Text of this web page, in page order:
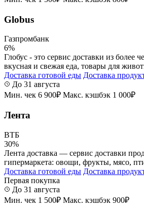
Globus
Газпромбанк
6%
Глобус - это сервис доставки из более
вкусная и свежая еда, товары для
Доставка готовой еды Доставка
До 31 августа
Мин. чек 6 900₽ Макс. кэшбэк 1 000₽
Лента
ВТБ
30%
Лента доставка — сервис доставки
гипермаркета: овощи, фрукты, мясо,
Доставка готовой еды Доставка
Первая покупка
До 31 августа
Мин. чек 1 500₽ Макс. кэшбэк 900₽